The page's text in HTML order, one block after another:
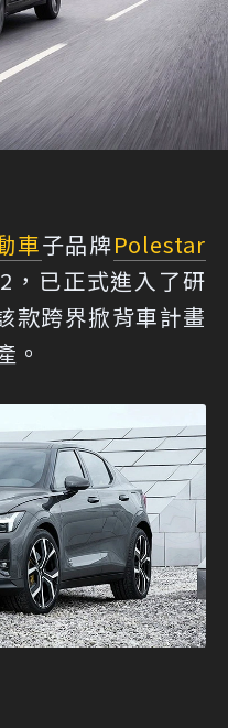
車子品牌Polestar
，已正式進入了研
款跨界掀背車計畫
。